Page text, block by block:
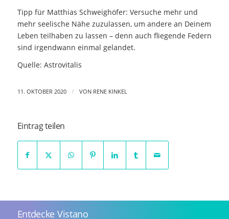
Tipp für Matthias Schweighöfer: Versuche mehr und
mehr seelische Nähe zuzulassen, um andere an Deinem
Leben teilhaben zu lassen – denn auch fliegende Federn
sind irgendwann einmal gelandet.
Quelle: Astrovitalis
11. OKTOBER 2020 / VON RENE KINKEL
Eintrag teilen
Entdecke Vistano